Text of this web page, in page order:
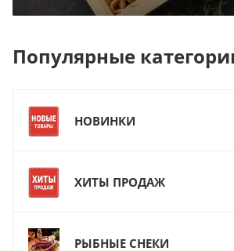
Популярные
НОВИНКИ
ХИТЫ ПРОДАЖ
РЫБНЫЕ СНЕКИ